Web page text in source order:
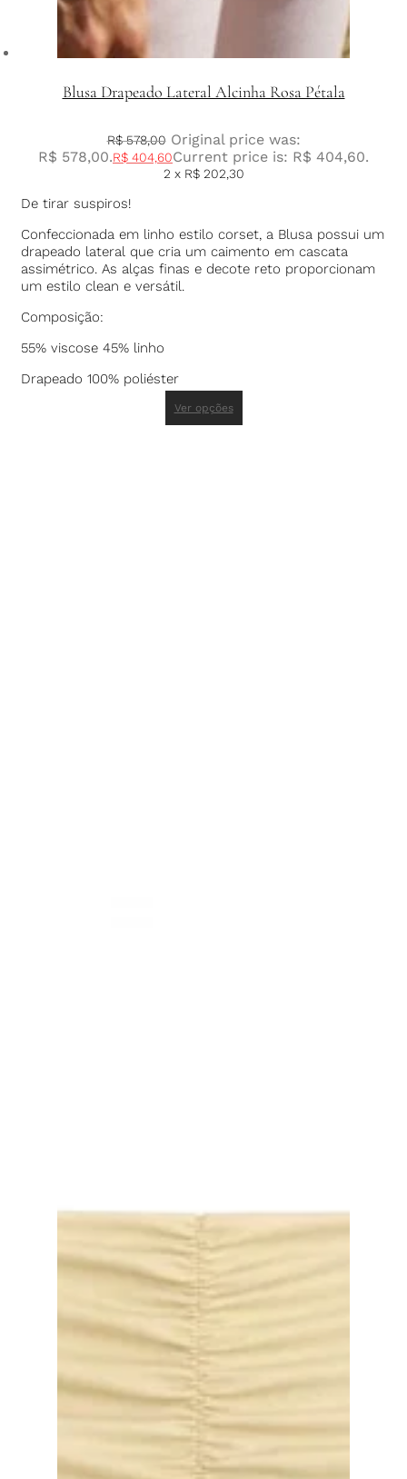
Blusa Drapeado Lateral Alcinha Rosa Pétala
R$578,00 Original price was:
R$ 578,00.R$ 404,60Current price is: R$ 404,60.
2 x R$202,30
De tirar suspiros!
Confeccionada em linho estilo corset, a Blusa possui um
drapeado lateral que cria um caimento em cascata
assimétrico. As alças finas e decote reto proporcionam
um estilo clean e versátil.
Composição:
55% viscose 45% linho
Drapeado 100% poliéster
Ver opções